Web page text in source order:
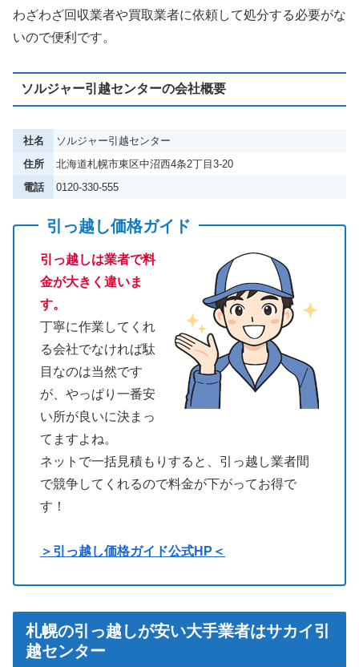
わざわざ回収業者や買取業者に依頼して処分する必要がな
いので便利です。
ソルジャー引越センターの会社概要
社名
ソルジャー引越センター
住所
北海道札幌市東区中沼西4条2丁目3-20
電話
0120-330-555
引っ越し価格ガイド
引っ越しは業者で料
金が大きく違いま
す。
丁寧に作業してくれ
る会社でなければ駄
目なのは当然です
が、やっぱり一番安
い所が良いに決まっ
てますよね。
ネットで一括見積もりすると、引っ越し業者間
で競争してくれるので料金が下がってお得で
す！
＞引っ越し価格ガイド公式HP＜
札幌の引っ越しが安い大手業者はサカイ引
越センター